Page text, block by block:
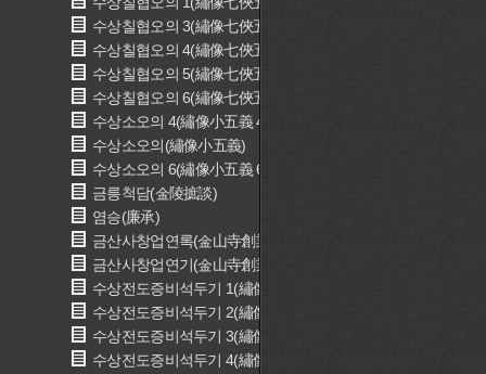
수상칠협오의 3(繡像七俠五義 3)
수상칠협오의 4(繡像七俠五義 4)
수상칠협오의 5(繡像七俠五義 5)
수상칠협오의 6(繡像七俠五義 6)
수상소오의 4(繡像小五義 4)
수상소오의(繡像小五義)
수상소오의 6(繡像小五義 6)
금릉척담(金陵摭談)
염승(廉承)
금산사창업연록(金山寺創業宴錄)
금산사창업연기(金山寺創業宴記)
수상전도증비석두기 1(繡像全圖增批石頭記 1)
수상전도증비석두기 2(繡像全圖增批石頭記 2)
수상전도증비석두기 3(繡像全圖增批石頭記 3)
수상전도증비석두기 4(繡像全圖增批石頭記 4)